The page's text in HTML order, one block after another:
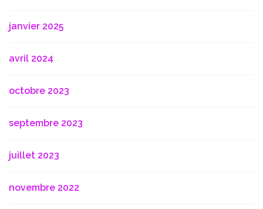
janvier 2025
avril 2024
octobre 2023
septembre 2023
juillet 2023
novembre 2022